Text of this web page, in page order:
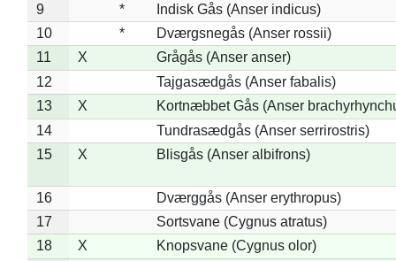
9
*
Indisk Gås (Anser indicus)
10
*
Dværgsnegås (Anser rossii)
11
X
Grågås (Anser anser)
12
Tajgasædgås (Anser fabalis)
13
X
Kortnæbbet Gås (Anser
14
Tundrasædgås (Anser serrirostris)
15
X Blisgås (Anser albifrons)
16
Dværggås (Anser erythropus)
17
Sortsvane (Cygnus atratus)
18
X
Knopsvane (Cygnus olor)